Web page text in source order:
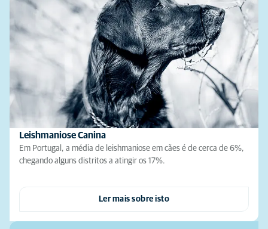
Leishmaniose Canina
Em Portugal, a média de leishmaniose em cães é de cerca de 6%,
chegando alguns distritos a atingir os 17%.
Ler mais sobre isto